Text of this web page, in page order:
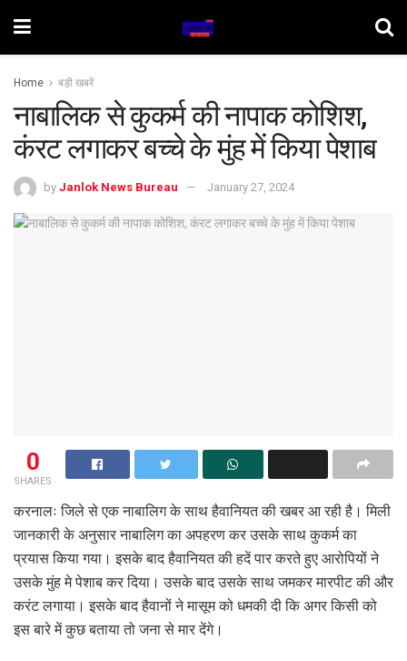
Home बड़ी खबरें
नाबालिक से कुकर्म की नापाक कोशिश,
कंरट लगाकर बच्चे के मुंह में किया पेशाब
by Janlok News Bureau January 27, 2024
0
SHARES
करनालः जिले से एक नाबालिग के साथ हैवानियत की खबर आ रही है। मिली
जानकारी के अनुसार नाबालिग का अपहरण कर उसके साथ कुकर्म का
प्रयास किया गया। इसके बाद हैवानियत की हदें पार करते हुए आरोपियों ने
उसके मुंह मे पेशाब कर दिया। उसके बाद उसके साथ जमकर मारपीट की और
करंट लगाया। इसके बाद हैवानों ने मासूम को धमकी दी कि अगर किसी को
इस बारे में कुछ बताया तो जना से मार देंगे।